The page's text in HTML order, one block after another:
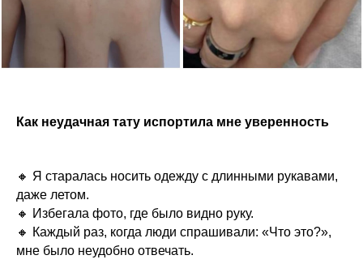
Как неудачная тату испортила мне уверенность
🔸 Я старалась носить одежду с длинными рукавами,
даже летом.
🔸 Избегала фото, где было видно руку.
🔸 Каждый раз, когда люди спрашивали: «Что это?»,
мне было неудобно отвечать.